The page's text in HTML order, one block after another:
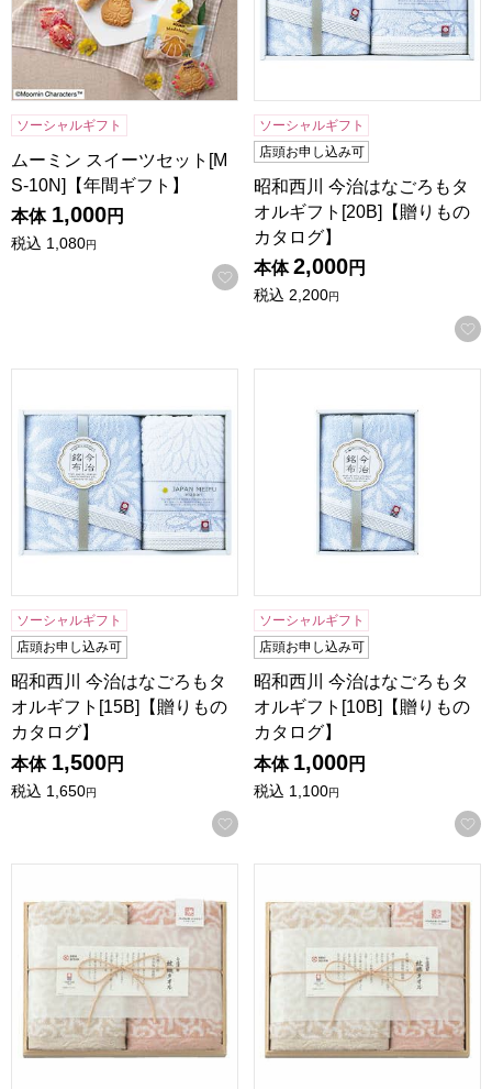
ソーシャルギフト
ムーミン スイーツセット[M
S-10N]【年間ギフト】
本体 1,000円
税込 1,080円
お気に入りに登録する
ソーシャルギフト
店頭お申し込み可
昭和西川 今治はなごろもタ
オルギフト[20B]【贈りもの
カタログ】
本体 2,000円
税込 2,200円
ソーシャルギフト
店頭お申し込み可
昭和西川 今治はなごろもタ
オルギフト[15B]【贈りもの
カタログ】
本体 1,500円
税込 1,650円
お気に入りに登録する
ソーシャルギフト
店頭お申し込み可
昭和西川 今治はなごろもタ
オルギフト[10B]【贈りもの
カタログ】
本体 1,000円
税込 1,100円